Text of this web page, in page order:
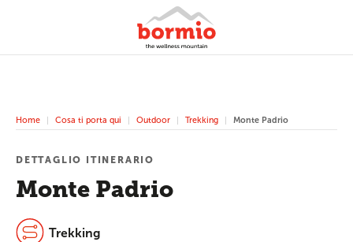
Home Cosa ti porta qui Outdoor Trekking Monte Padrio
Monte Padrio
DETTAGLIO ITINERARIO
Trekking